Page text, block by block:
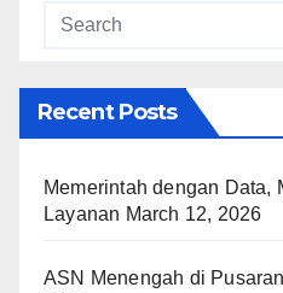
Recent Posts
Memerintah dengan Data,
Layanan March 12, 2026
ASN Menengah di